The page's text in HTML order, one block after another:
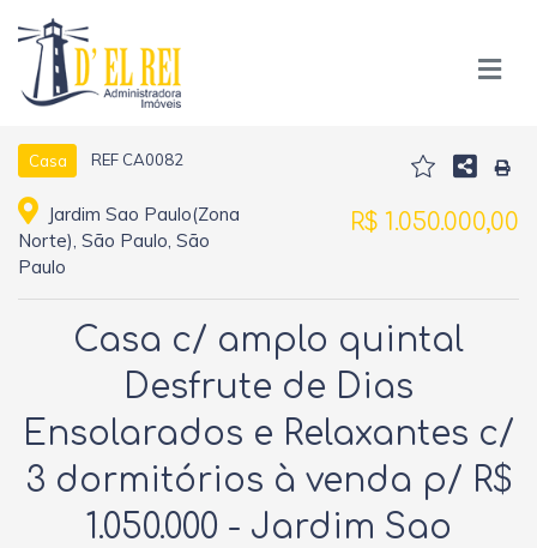
Casa REF CA0082
Jardim Sao Paulo(Zona
Norte), São Paulo, São
Paulo
R$ 1.050.000,00
Casa c/ amplo quintal
Desfrute de Dias
Ensolarados e Relaxantes c/
3 dormitórios à venda p/ R$
1.050.000 - Jardim Sao